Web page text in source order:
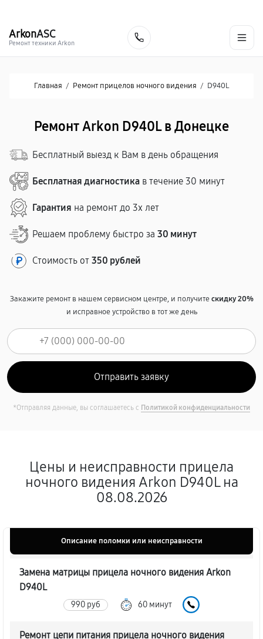
ArkonASC
Ремонт техники Arkon
Главная / Ремонт прицелов ночного видения / D940L
Ремонт Arkon D940L в Донецке
Бесплатный выезд к Вам в день обращения
Бесплатная диагностика в течение 30 минут
Гарантия на ремонт до 3х лет
Решаем проблему быстро за 30 минут
Стоимость от 350 рублей
Закажите ремонт в нашем сервисном центре, и получитескидку 20%
и исправное устройство в тот же день
*Отправляя данные, вы соглашаетесь с Политикой конфиденциальности
Цены и неисправности прицела
ночного видения Arkon D940L на
08.08.2026
Описание поломки или неисправности
Замена матрицы прицела ночного видения Arkon
D940L
990 руб 60 минут
Ремонт цепи питания прицела ночного видения